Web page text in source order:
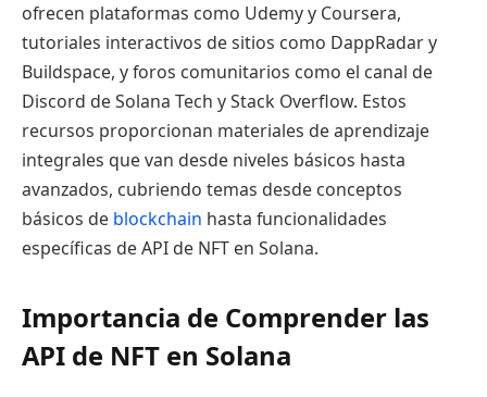
ofrecen plataformas como Udemy y Coursera,
tutoriales interactivos de sitios como DappRadar y
Buildspace, y foros comunitarios como el canal de
Discord de Solana Tech y Stack Overflow. Estos
recursos proporcionan materiales de aprendizaje
integrales que van desde niveles básicos hasta
avanzados, cubriendo temas desde conceptos
básicos de blockchain hasta funcionalidades
específicas de API de NFT en Solana.
Importancia de Comprender las
API de NFT en Solana